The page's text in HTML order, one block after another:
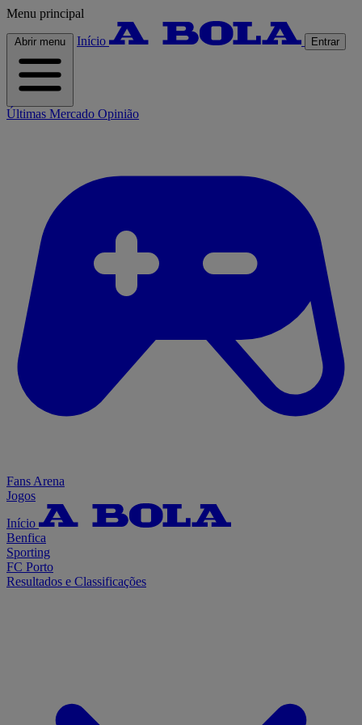
Menu principal
Abrir menu Início Entrar
Últimas Mercado Opinião
Fans Arena
Jogos
Início
Benfica
Sporting
FC Porto
Resultados e Classificações